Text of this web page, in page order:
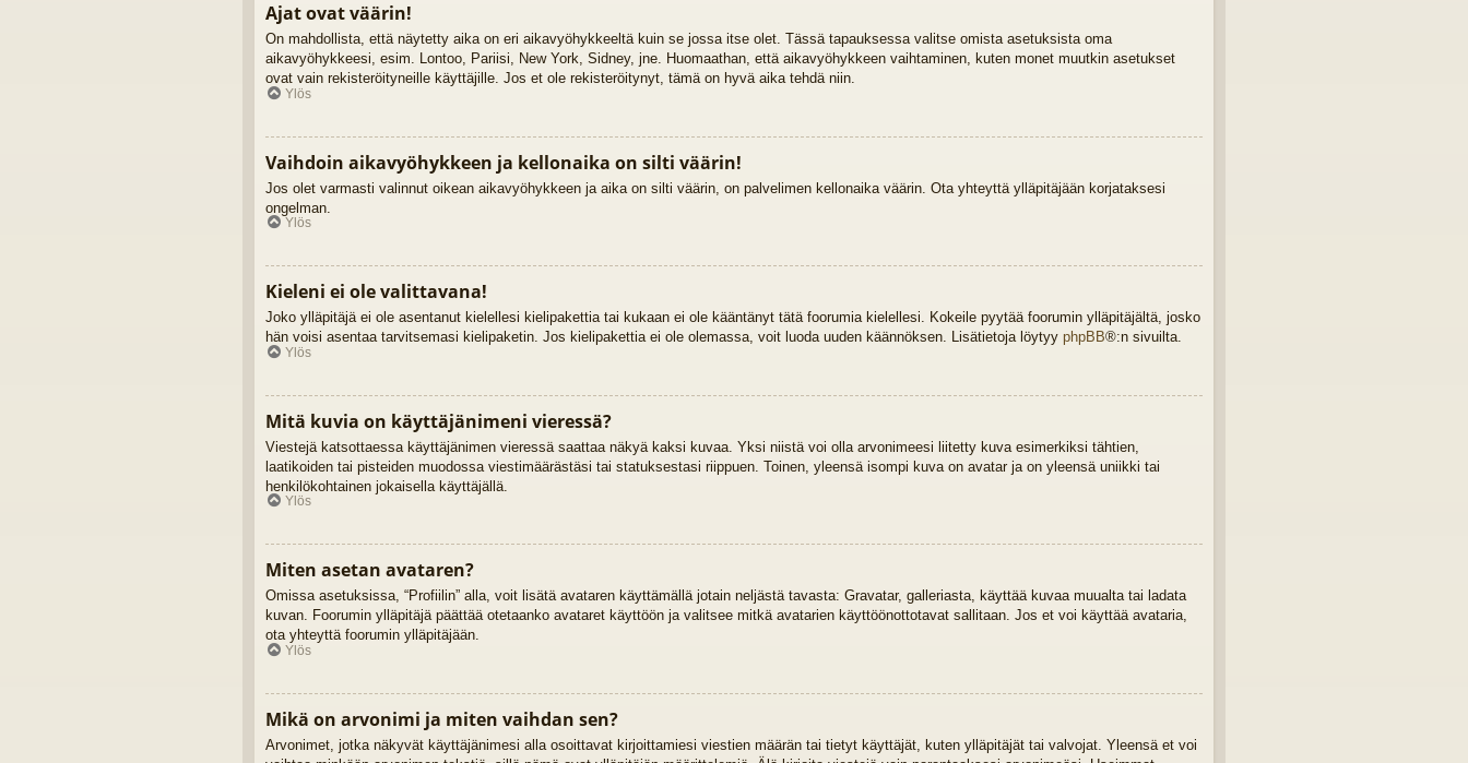
Ajat ovat väärin!
On mahdollista, että näytetty aika on eri aikavyöhykkeeltä kuin se jossa itse olet. Tässä tapauksessa valitse omista asetuksista oma
aikavyöhykkeesi, esim. Lontoo, Pariisi, New York, Sidney, jne. Huomaathan, että aikavyöhykkeen vaihtaminen, kuten monet muutkin asetukset
ovat vain rekisteröityneille käyttäjille. Jos et ole rekisteröitynyt, tämä on hyvä aika tehdä niin.
Ylös
Vaihdoin aikavyöhykkeen ja kellonaika on silti väärin!
Jos olet varmasti valinnut oikean aikavyöhykkeen ja aika on silti väärin, on palvelimen kellonaika väärin. Ota yhteyttä ylläpitäjään korjataksesi
ongelman.
Ylös
Kieleni ei ole valittavana!
Joko ylläpitäjä ei ole asentanut kielellesi kielipakettia tai kukaan ei ole kääntänyt tätä foorumia kielellesi. Kokeile pyytää foorumin ylläpitäjältä, josko
hän voisi asentaa tarvitsemasi kielipaketin. Jos kielipakettia ei ole olemassa, voit luoda uuden käännöksen. Lisätietoja löytyy phpBB®:n sivuilta.
Ylös
Mitä kuvia on käyttäjänimeni vieressä?
Viestejä katsottaessa käyttäjänimen vieressä saattaa näkyä kaksi kuvaa. Yksi niistä voi olla arvonimeesi liitetty kuva esimerkiksi tähtien,
laatikoiden tai pisteiden muodossa viestimäärästäsi tai statuksestasi riippuen. Toinen, yleensä isompi kuva on avatar ja on yleensä uniikki tai
henkilökohtainen jokaisella käyttäjällä.
Ylös
Miten asetan avataren?
Omissa asetuksissa, “Profiilin” alla, voit lisätä avataren käyttämällä jotain neljästä tavasta: Gravatar, galleriasta, käyttää kuvaa muualta tai ladata
kuvan. Foorumin ylläpitäjä päättää otetaanko avataret käyttöön ja valitsee mitkä avatarien käyttöönottotavat sallitaan. Jos et voi käyttää avataria,
ota yhteyttä foorumin ylläpitäjään.
Ylös
Mikä on arvonimi ja miten vaihdan sen?
Arvonimet, jotka näkyvät käyttäjänimesi alla osoittavat kirjoittamiesi viestien määrän tai tietyt käyttäjät, kuten ylläpitäjät tai valvojat. Yleensä et voi